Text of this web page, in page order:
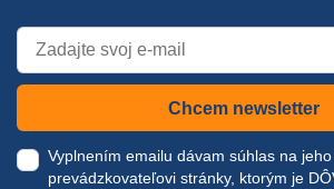
Chcem newsletter
Vyplnením emailu dávam súhlas na
prevádzkovateľovi stránky, ktorým je